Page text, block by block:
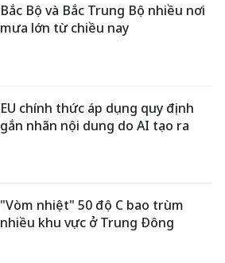
Bắc Bộ và Bắc Trung Bộ nhiều nơi
mưa lớn từ chiều nay
EU chính thức áp dụng quy định
gắn nhãn nội dung do AI tạo ra
"Vòm nhiệt" 50 độ C bao trùm
nhiều khu vực ở Trung Đông